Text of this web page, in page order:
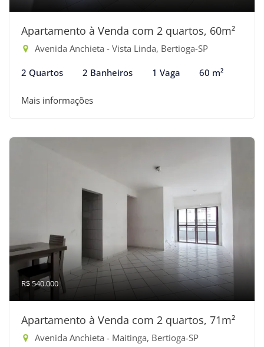
Apartamento à Venda com 2 quartos, 60m²
Avenida Anchieta - Vista Linda, Bertioga-SP
2 Quartos 2 Banheiros 1 Vaga 60 m²
Mais informações
R$ 540.000
Apartamento à Venda com 2 quartos, 71m²
Avenida Anchieta - Maitinga, Bertioga-SP